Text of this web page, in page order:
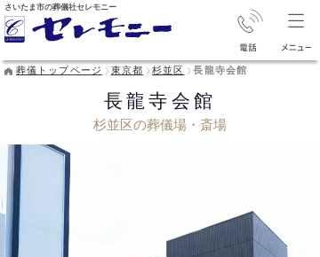
さいたま市の葬儀社セレモニー
葬儀トップページ 東京都 杉並区 長龍寺会館
長龍寺会館
杉並区の葬儀場・斎場